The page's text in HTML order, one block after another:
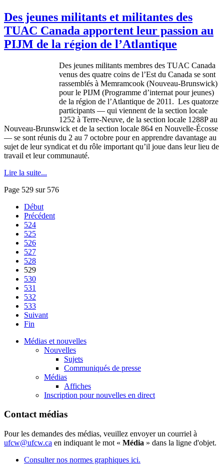
Des jeunes militants et militantes des
TUAC Canada apportent leur passion au
PIJM de la région de l’Atlantique
Des jeunes militants membres des TUAC Canada
venus des quatre coins de l’Est du Canada se sont
rassemblés à Memramcook (Nouveau-Brunswick)
pour le PIJM (Programme d’internat pourjeunes)
de la région de l’Atlantique de 2011. Les quatorze
participants — qui viennent de la section locale
1252 à Terre-Neuve, de la section locale 1288Pau
Nouveau-Brunswick et de la section locale 864 en Nouvelle-Écosse
— se sont réunis du 2 au 7 octobre pour en apprendre davantage au
sujet de leur syndicat et du rôle important qu’il joue dans leurlieu de
travail et leur communauté.
Lire la suite...
Page 529 sur 576
Début
Précédent
524
525
526
527
528
529
530
531
532
533
Suivant
Fin
Médias et nouvelles
Nouvelles
Sujets
Communiqués de presse
Médias
Affiches
Inscription pour nouvelles en direct
Contact médias
Pour les demandes des médias, veuillez envoyer un courriel à
ufcw@ufcw.ca en indiquant le mot « Média » dans la ligne d'objet.
Consulter nos normes graphiques ici.